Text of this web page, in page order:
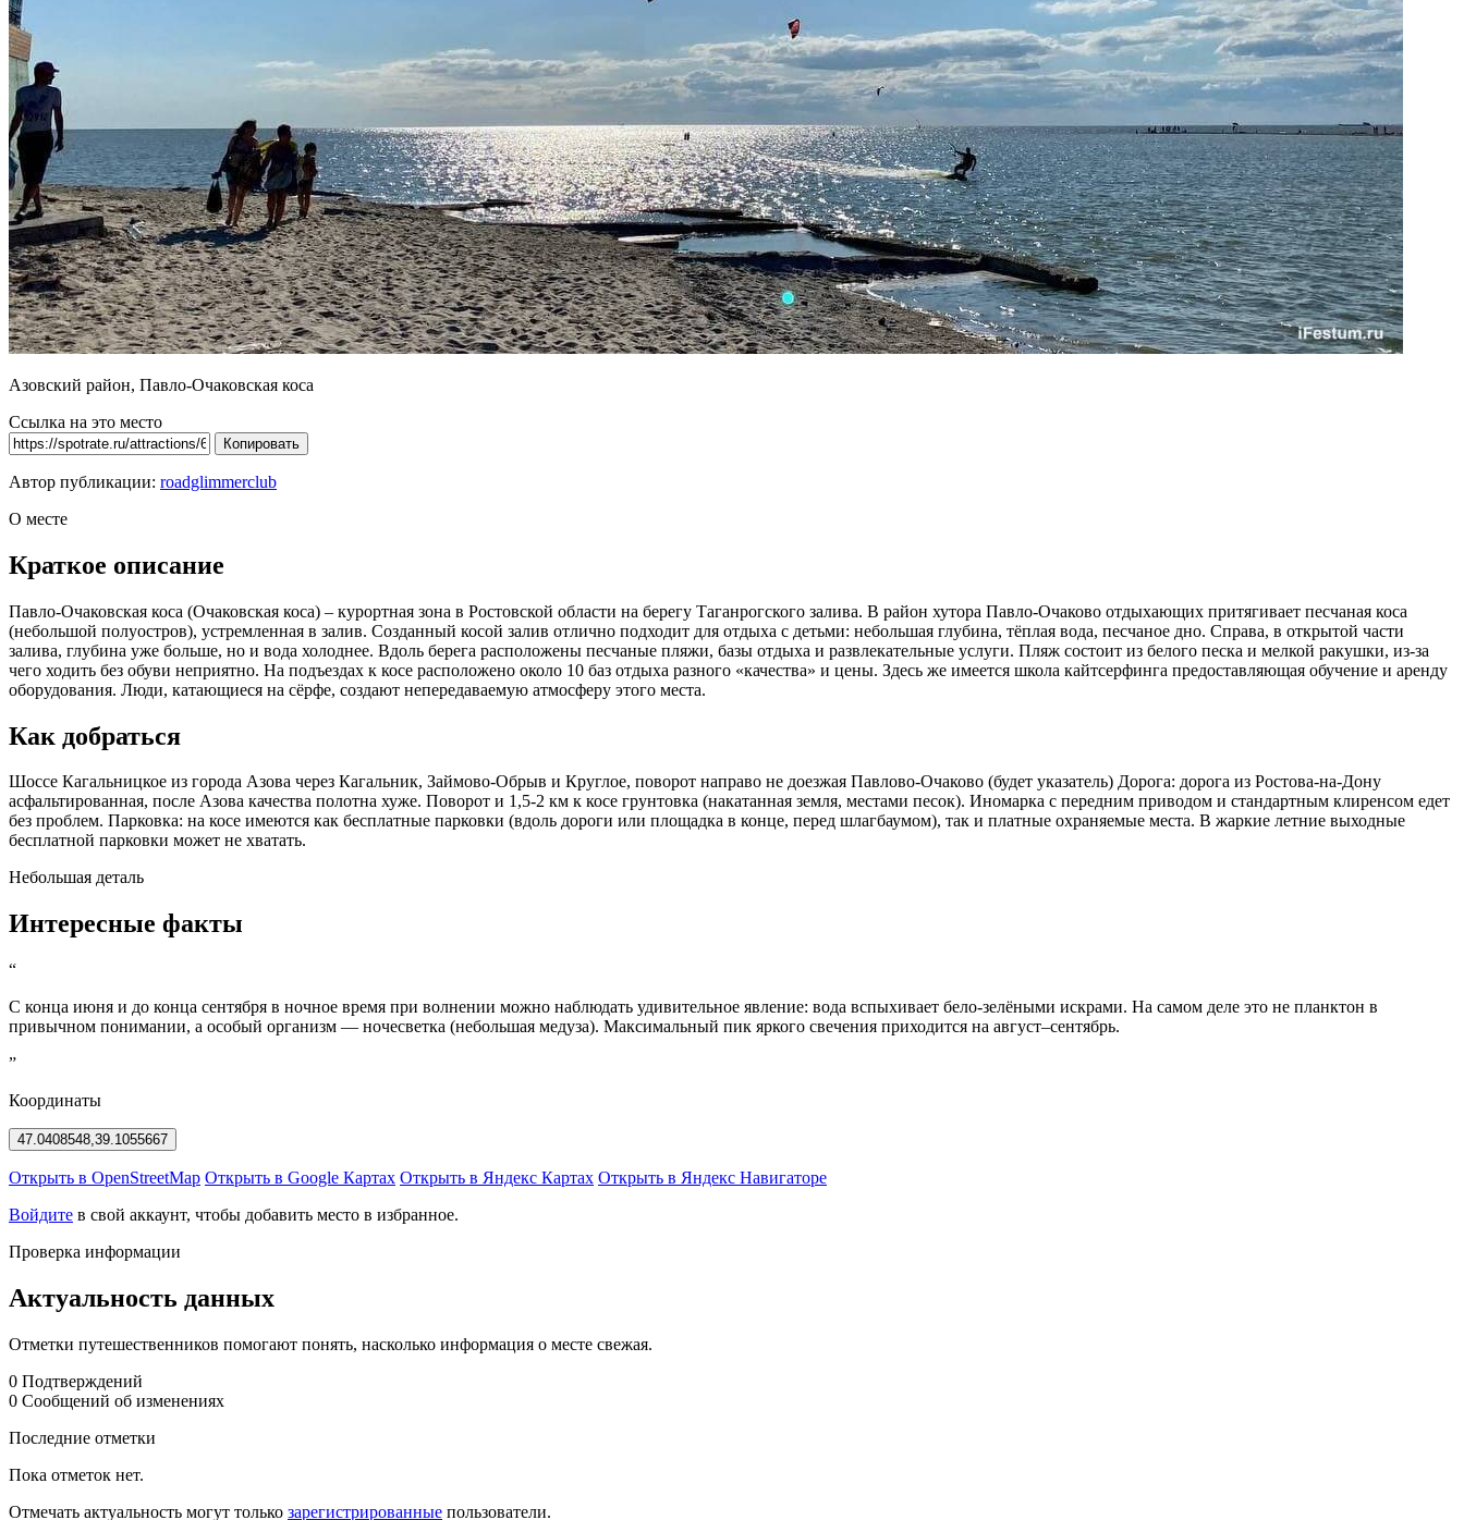
Азовский район, Павло-Очаковская коса
Ссылка на это место
Копировать
Автор публикации: roadglimmerclub
О месте
Краткое описание
Павло-Очаковская коса (Очаковская коса) – курортная зона в Ростовской области на берегу Таганрогского залива. В район хутора Павло-Очаково отдыхающих притягивает песчаная коса
(небольшой полуостров), устремленная в залив. Созданный косой залив отлично подходит для отдыха с детьми: небольшая глубина, тёплая вода, песчаное дно. Справа, в открытой части
залива, глубина уже больше, но и вода холоднее. Вдоль берега расположены песчаные пляжи, базы отдыха и развлекательные услуги. Пляж состоит из белого песка и мелкой ракушки, из-за
чего ходить без обуви неприятно. На подъездах к косе расположено около 10 баз отдыха разного «качества» и цены. Здесь же имеется школа кайтсерфинга предоставляющая обучение и аренду
оборудования. Люди, катающиеся на сёрфе, создают непередаваемую атмосферу этого места.
Как добраться
Шоссе Кагальницкое из города Азова через Кагальник, Займово-Обрыв и Круглое, поворот направо не доезжая Павлово-Очаково (будет указатель) Дорога: дорога из Ростова-на-Дону
асфальтированная, после Азова качества полотна хуже. Поворот и 1,5-2 км к косе грунтовка (накатанная земля, местами песок). Иномарка с передним приводом и стандартным клиренсом едет
без проблем. Парковка: на косе имеются как бесплатные парковки (вдоль дороги или площадка в конце, перед шлагбаумом), так и платные охраняемые места. В жаркие летние выходные
бесплатной парковки может не хватать.
Небольшая деталь
Интересные факты
“
С конца июня и до конца сентября в ночное время при волнении можно наблюдать удивительное явление: вода вспыхивает бело-зелёными искрами. На самом деле это не планктон в
привычном понимании, а особый организм — ночесветка (небольшая медуза). Максимальный пик яркого свечения приходится на август–сентябрь.
”
Координаты
47.0408548,39.1055667
Открыть в OpenStreetMap Открыть в Google Картах Открыть в Яндекс Картах Открыть в Яндекс Навигаторе
Войдите в свой аккаунт, чтобы добавить место в избранное.
Проверка информации
Актуальность данных
Отметки путешественников помогают понять, насколько информация о месте свежая.
0 Подтверждений
0 Сообщений об изменениях
Последние отметки
Пока отметок нет.
Отмечать актуальность могут только зарегистрированные пользователи.